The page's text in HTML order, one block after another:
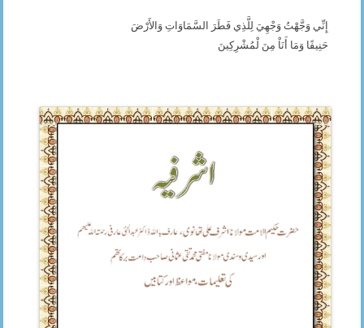
إِنِّي وَجَّهْتُ وَجْهِيَ لِلَّذِي فَطَرَ السَّمَاوَاتِ وَالأَرْضَ
حَنِيفًا وَمَا أَنَاْ مِنَ لْمُشْرِكِينَ